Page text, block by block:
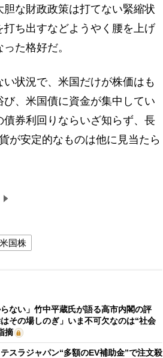
な財政政策は打てない緊縮状
ち出すなどようやく腰を上げ
た格好だ。
状況で、米国だけが株価はも
、米国債に資金が集中してい
券利回りならいざ知らず、長
が安定的なものは他に見当たら
米国株
ない」竹中平蔵氏が語る高市内閣の評
その場しのぎ」いま不可欠なのは“社会
摘
スラジャパン“多額のEV補助金”で注文殺